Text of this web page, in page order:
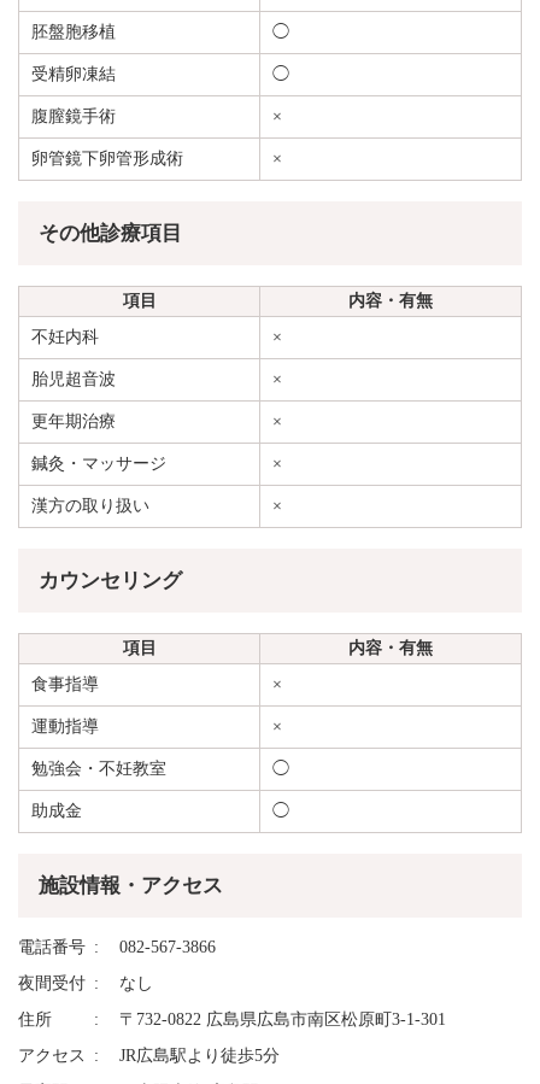
胚盤胞移植 ◯
受精卵凍結 ◯
腹膣鏡手術 ×
卵管鏡下卵管形成術 ×
その他診療項目
項目
内容・有無
不妊内科
×
胎児超音波 ×
更年期治療 ×
鍼灸・マッサージ ×
漢方の取り扱い ×
カウンセリング
項目
内容・有無
食事指導
×
運動指導 ×
勉強会・不妊教室 ◯
助成金 ◯
施設情報・アクセス
電話番号
082-567-3866
夜間受付
なし
住所
〒732-0822 広島県広島市南区松原町3-1-301
アクセス
JR広島駅より徒歩5分